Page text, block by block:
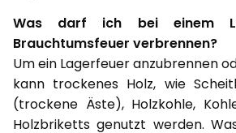
Was darf ich bei einem
Brauchtumsfeuer verbrennen?
Um ein Lagerfeuer anzubrennen
kann trockenes Holz, wie
(trockene Äste), Holzkohle,
Holzbriketts genutzt werden.